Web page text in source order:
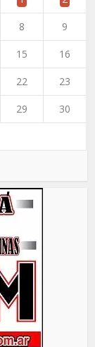
8 9
15 16
22 23
29 30